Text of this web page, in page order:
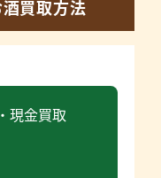
買取方法
現金買取